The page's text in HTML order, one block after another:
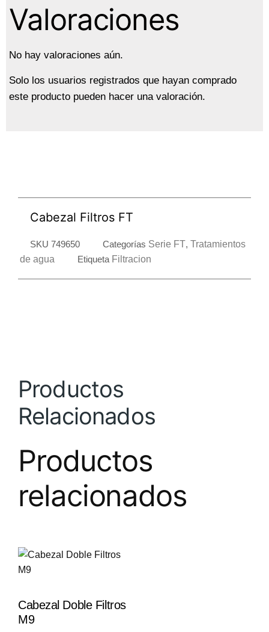
Valoraciones
No hay valoraciones aún.
Solo los usuarios registrados que hayan comprado
este producto pueden hacer una valoración.
Cabezal Filtros FT
SKU 749650 Categorías Serie FT, Tratamientos
de agua
Etiqueta Filtracion
Productos
Relacionados
Productos
relacionados
Cabezal Doble Filtros
M9